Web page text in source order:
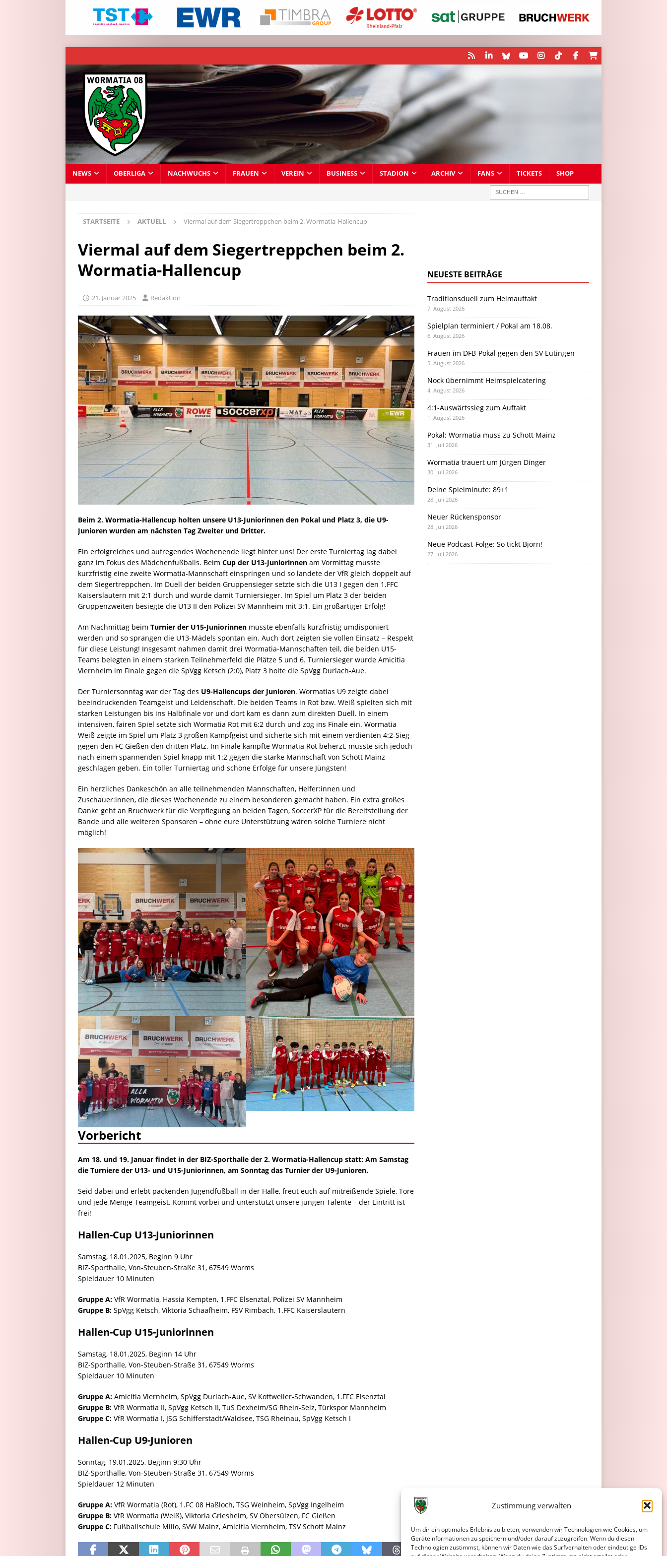
Zustimmung verwalten
Um dir ein optimales Erlebnis zu bieten, verwenden wir Technologien wie Cookies, um
Geräteinformationen zu speichern und/oder darauf zuzugreifen. Wenn du diesen
Technologien zustimmst, können wir Daten wie das Surfverhalten oder eindeutige IDs
NEWS OBERLIGA NACHWUCHS FRAUEN VEREIN BUSINESS STADION ARCHIV FANS TICKETS SHOP
STARTSEITE AKTUELL Viermal auf dem Siegertreppchen beim 2. Wormatia-Hallencup
Viermal auf dem Siegertreppchen beim 2.
Wormatia-Hallencup
21. Januar 2025 Redaktion
Beim 2. Wormatia-Hallencup holten unsere U13-Juniorinnen den Pokal und Platz 3, die U9-
Junioren wurden am nächsten Tag Zweiter und Dritter.
Ein erfolgreiches und aufregendes Wochenende liegt hinter uns! Der erste Turniertag lag dabei
ganz im Fokus des Mädchenfußballs. Beim Cup der U13-Juniorinnen am Vormittag musste
kurzfristig eine zweite Wormatia-Mannschaft einspringen und so landete der VfR gleich doppelt auf
dem Siegertreppchen. Im Duell der beiden Gruppensieger setzte sich die U13 I gegen den 1.FFC
Kaiserslautern mit 2:1 durch und wurde damit Turniersieger. Im Spiel um Platz 3 der beiden
Gruppenzweiten besiegte die U13 II den Polizei SV Mannheim mit 3:1. Ein großartiger Erfolg!
Am Nachmittag beim Turnier der U15-Juniorinnen musste ebenfalls kurzfristig umdisponiert
werden und so sprangen die U13-Mädels spontan ein. Auch dort zeigten sie vollen Einsatz – Respekt
für diese Leistung! Insgesamt nahmen damit drei Wormatia-Mannschaften teil, die beiden U15-
Teams belegten in einem starken Teilnehmerfeld die Plätze 5 und 6. Turniersieger wurde Amicitia
Viernheim im Finale gegen die SpVgg Ketsch (2:0), Platz 3 holte die SpVgg Durlach-Aue.
Der Turniersonntag war der Tag des U9-Hallencups der Junioren. Wormatias U9 zeigte dabei
beeindruckenden Teamgeist und Leidenschaft. Die beiden Teams in Rot bzw. Weiß spielten sich mit
starken Leistungen bis ins Halbfinale vor und dort kam es dann zum direkten Duell. In einem
intensiven, fairen Spiel setzte sich Wormatia Rot mit 6:2 durch und zog ins Finale ein. Wormatia
Weiß zeigte im Spiel um Platz 3 großen Kampfgeist und sicherte sich mit einem verdienten 4:2-Sieg
gegen den FC Gießen den dritten Platz. Im Finale kämpfte Wormatia Rot beherzt, musste sich jedoch
nach einem spannenden Spiel knapp mit 1:2 gegen die starke Mannschaft von Schott Mainz
geschlagen geben. Ein toller Turniertag und schöne Erfolge für unsere Jüngsten!
Ein herzliches Dankeschön an alle teilnehmenden Mannschaften, Helfer:innen und
Zuschauer:innen, die dieses Wochenende zu einem besonderen gemacht haben. Ein extra großes
Danke geht an Bruchwerk für die Verpflegung an beiden Tagen, SoccerXP für die Bereitstellung der
Bande und alle weiteren Sponsoren – ohne eure Unterstützung wären solche Turniere nicht
möglich!
Vorbericht
Am 18. und 19. Januar findet in der BIZ-Sporthalle der 2. Wormatia-Hallencup statt: Am Samstag
die Turniere der U13- und U15-Juniorinnen, am Sonntag das Turnier der U9-Junioren.
Seid dabei und erlebt packenden Jugendfußball in der Halle, freut euch auf mitreißende Spiele, Tore
und jede Menge Teamgeist. Kommt vorbei und unterstützt unsere jungen Talente – der Eintritt ist
frei!
Hallen-Cup U13-Juniorinnen
Samstag, 18.01.2025, Beginn 9 Uhr
BIZ-Sporthalle, Von-Steuben-Straße 31, 67549 Worms
Spieldauer 10 Minuten
Gruppe A: VfR Wormatia, Hassia Kempten, 1.FFC Elsenztal, Polizei SV Mannheim
Gruppe B: SpVgg Ketsch, Viktoria Schaafheim, FSV Rimbach, 1.FFC Kaiserslautern
Hallen-Cup U15-Juniorinnen
Samstag, 18.01.2025, Beginn 14 Uhr
BIZ-Sporthalle, Von-Steuben-Straße 31, 67549 Worms
Spieldauer 10 Minuten
Gruppe A: Amicitia Viernheim, SpVgg Durlach-Aue, SV Kottweiler-Schwanden, 1.FFC Elsenztal
Gruppe B: VfR Wormatia II, SpVgg Ketsch II, TuS Dexheim/SG Rhein-Selz, Türkspor Mannheim
Gruppe C: VfR Wormatia I, JSG Schifferstadt/Waldsee, TSG Rheinau, SpVgg Ketsch I
Hallen-Cup U9-Junioren
Sonntag, 19.01.2025, Beginn 9:30 Uhr
BIZ-Sporthalle, Von-Steuben-Straße 31, 67549 Worms
Spieldauer 12 Minuten
Gruppe A: VfR Wormatia (Rot), 1.FC 08 Haßloch, TSG Weinheim, SpVgg Ingelheim
Gruppe B: VfR Wormatia (Weiß), Viktoria Griesheim, SV Obersülzen, FC Gießen
Gruppe C: Fußballschule Milio, SVW Mainz, Amicitia Viernheim, TSV Schott Mainz
NEUESTE BEITRÄGE
Traditionsduell zum Heimauftakt
7. August 2026
Spielplan terminiert / Pokal am 18.08.
6. August 2026
Frauen im DFB-Pokal gegen den SV Eutingen
5. August 2026
Nock übernimmt Heimspielcatering
4. August 2026
4:1-Auswärtssieg zum Auftakt
1. August 2026
Pokal: Wormatia muss zu Schott Mainz
31. Juli 2026
Wormatia trauert um Jürgen Dinger
30. Juli 2026
Deine Spielminute: 89+1
28. Juli 2026
Neuer Rückensponsor
28. Juli 2026
Neue Podcast-Folge: So tickt Björn!
27. Juli 2026